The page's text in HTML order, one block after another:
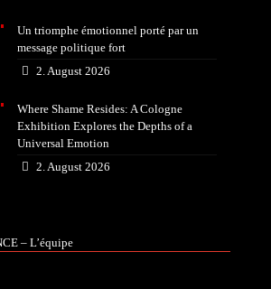
Un triomphe émotionnel porté par un
message politique fort
2. August 2026
Where Shame Resides: A Cologne
Exhibition Explores the Depths of a
Universal Emotion
2. August 2026
– L’équipe